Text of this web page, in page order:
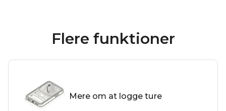
Flere funktioner
Mere om at logge ture